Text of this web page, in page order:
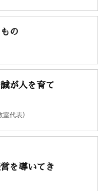
の
が人を育て
代表）
を導いてき